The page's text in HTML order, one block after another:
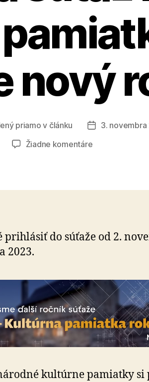
nový
priamo v článku
Dátum
3.
Žiadne komentárena
–
štartuje
prihlásiť do súťaže od 2.
2023.
kultúrne pamiatky si